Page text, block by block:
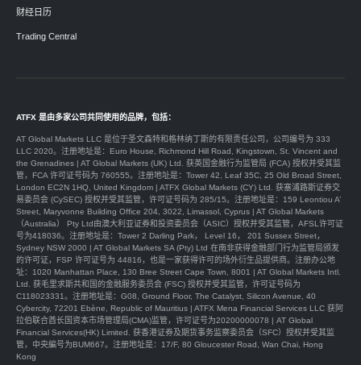
财经日历
Trading Central
ATFX 是由多家公司共同使用的品牌，包括：
AT Global Markets LLC 是位于圣文森特和格林纳丁斯的有限责任公司，公司编号为 333
LLC 2020。注册地址是：Euro House, Richmond Hill Road, Kingstown, St. Vincent and
the Grenadines | AT Global Markets (UK) Ltd. 获英国金融行为监管局 (FCA) 授权并受其监
管，FCA 许可证号码为 760555。注册地址是：Tower 42, Leaf 35C, 25 Old Broad Street,
London EC2N 1HQ, United Kingdom | ATFX Global Markets (CY) Ltd. 获塞浦路斯证券交
易委员会 (CySEC) 授权并受其监管，许可证号码为 285/15。注册地址是：159 Leontiou A’
Street, Maryvonne Building Office 204, 3022, Limassol, Cyprus | AT Global Markets
（Australia） Pty Ltd由澳大利亚证券和投资委员会（ASIC）授权并受其监管，AFSL许可证
号为418036。注册地址是：Tower 2 Darling Park， Level 16， 201 Sussex Street，
Sydney NSW 2000 | AT Global Markets SA (Pty) Ltd 在南非获得金融部门行为监管局颁发
的许可证，FSP 许可证号为 44816，也是一家获得许可的场外衍生品提供商。注册办公地
址：1020 Manhattan Place, 130 Bree Street Cape Town, 8001 | AT Global Markets Intl.
Ltd. 获毛里求斯共和国的金融服务委员会 (FSC) 授权并受其监管，许可证号码为
C118023331。注册地址是：G08, Ground Floor, The Catalyst, Silicon Avenue, 40
Cybercity, 72201 Ebène, Republic of Mauritius | ATFX Mena Financial Services LLC 获阿
拉伯联合酋长国资本市场管理局(CMA)监管，许可证号为20200000078 | AT Global
Financial Services(HK) Limited. 获香港证券及期货事务监察委员会（SFC）授权并受其监
管，中央編号为BUM667。注册地址是：17/F, 80 Gloucester Road, Wan Chai, Hong
Kong